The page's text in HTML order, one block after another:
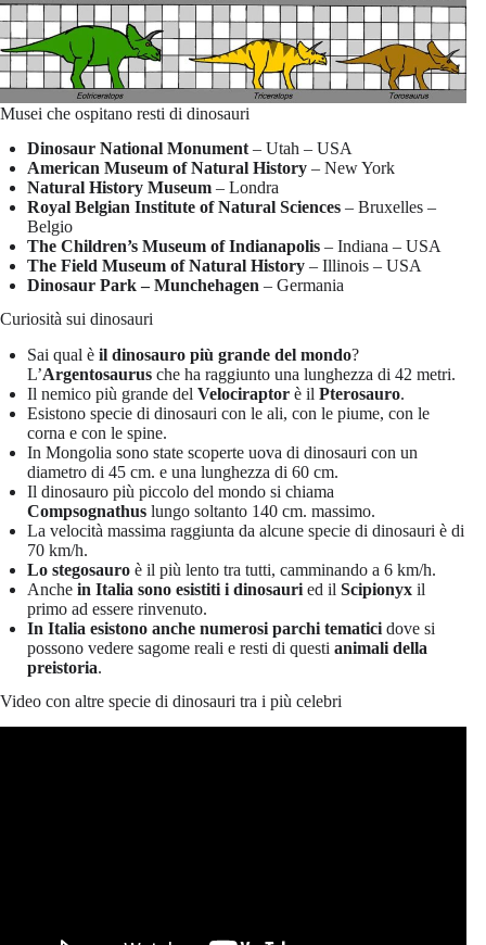
Musei che ospitano resti di dinosauri
Dinosaur National Monument – Utah – USA
American Museum of Natural History – New York
Natural History Museum – Londra
Royal Belgian Institute of Natural Sciences – Bruxelles –
Belgio
The Children’s Museum of Indianapolis – Indiana – USA
The Field Museum of Natural History – Illinois – USA
Dinosaur Park – Munchehagen – Germania
Curiosità sui dinosauri
Sai qual è il dinosauro più grande del mondo?
L’Argentosaurus che ha raggiunto una lunghezza di 42 metri.
Il nemico più grande del Velociraptor è il Pterosauro.
Esistono specie di dinosauri con le ali, con le piume, con le
corna e con le spine.
In Mongolia sono state scoperte uova di dinosauri con un
diametro di 45 cm. e una lunghezza di 60 cm.
Il dinosauro più piccolo del mondo si chiama
Compsognathus lungo soltanto 140 cm. massimo.
La velocità massima raggiunta da alcune specie di dinosauri è di
70 km/h.
Lo stegosauro è il più lento tra tutti, camminando a 6 km/h.
Anche in Italia sono esistiti i dinosauri ed il Scipionyx il
primo ad essere rinvenuto.
In Italia esistono anche numerosi parchi tematici dove si
possono vedere sagome reali e resti di questi animali della
preistoria.
Video con altre specie di dinosauri tra i più celebri